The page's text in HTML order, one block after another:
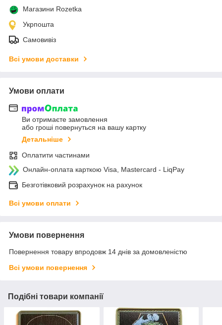
Магазини Rozetka
Укрпошта
Самовивіз
Всі умови доставки
Умови оплати
Ви отримаєте замовлення
або гроші повернуться на вашу картку
Детальніше
Оплатити частинами
Онлайн-оплата карткою Visa, Mastercard - LiqPay
Безготівковий розрахунок на рахунок
Всі умови оплати
Умови повернення
Повернення товару впродовж 14 днів за домовленістю
Всі умови повернення
Подібні товари компанії